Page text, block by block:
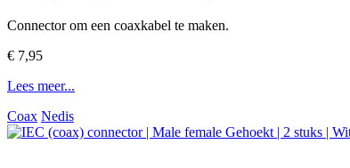
Connector om een coaxkabel te maken.
€ 7,95
Lees meer...
Coax Nedis